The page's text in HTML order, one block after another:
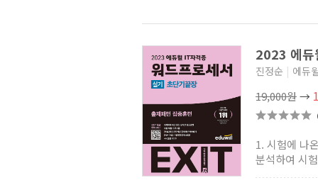
2023 에듀
진정순 | 에듀
19,000원→
1. 시험에 나
분석하여 시